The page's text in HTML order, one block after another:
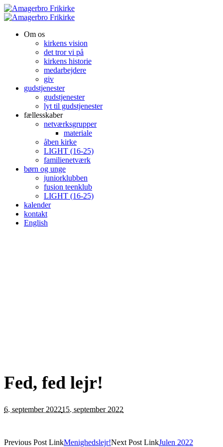
Om os
kirkens vision
det tror vi på
kirkens historie
medarbejdere
giv
gudstjenester
gudstjenester
lyt til gudstjenester
fællesskaber
netværksgrupper
materiale
åben kirke
LIGHT (16-25)
familienetværk
børn og unge
juniorklubben
fusion teenklub
LIGHT (16-25)
kalender
kontakt
English
Fed, fed lejr!
6. september 202215. september 2022
Previous Post LinkMenighedslejr!Next Post LinkJulen 2022